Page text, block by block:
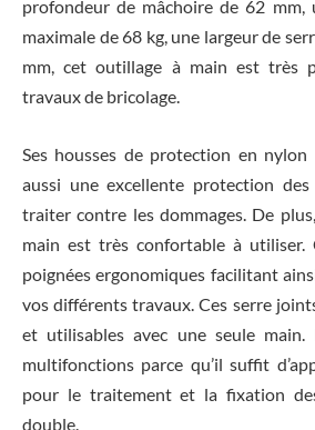
profondeur de mâchoire de 62 mm,
maximale de 68 kg, une largeur de
mm, cet outillage à main est très
travaux de bricolage.
Ses housses de protection en
aussi une excellente protection
traiter contre les dommages. De
main est très confortable à
poignées ergonomiques facilitant
vos différents travaux. Ces serre
et utilisables avec une seule
multifonctions parce qu’il suffit
pour le traitement et la fixation
double.